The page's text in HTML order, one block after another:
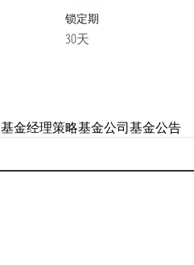
锁定期
30天
基金经理策略基金公司基金公告